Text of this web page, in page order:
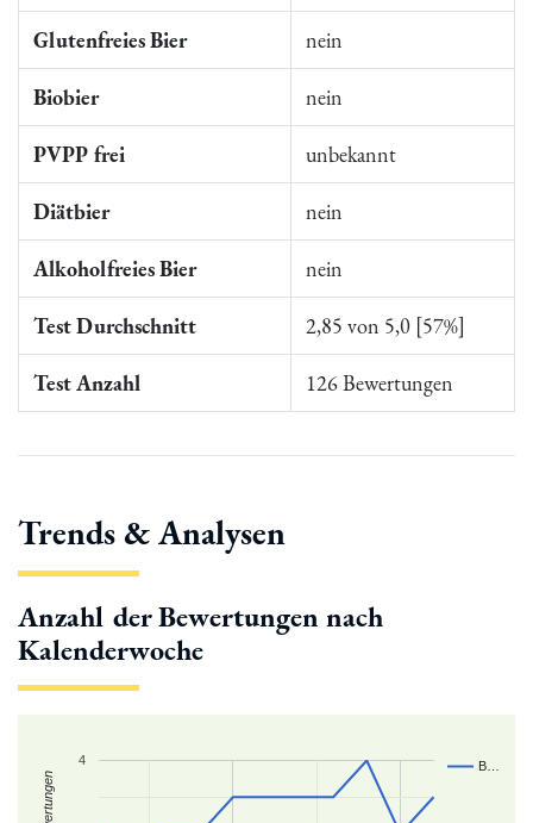
Glutenfreies Bier nein
Biobier nein
PVPP frei unbekannt
Diätbier nein
Alkoholfreies Bier nein
Test Durchschnitt 2,85 von 5,0 [57%]
Test Anzahl 126 Bewertungen
Trends & Analysen
Anzahl der Bewertungen nach
Kalenderwoche
B…
4